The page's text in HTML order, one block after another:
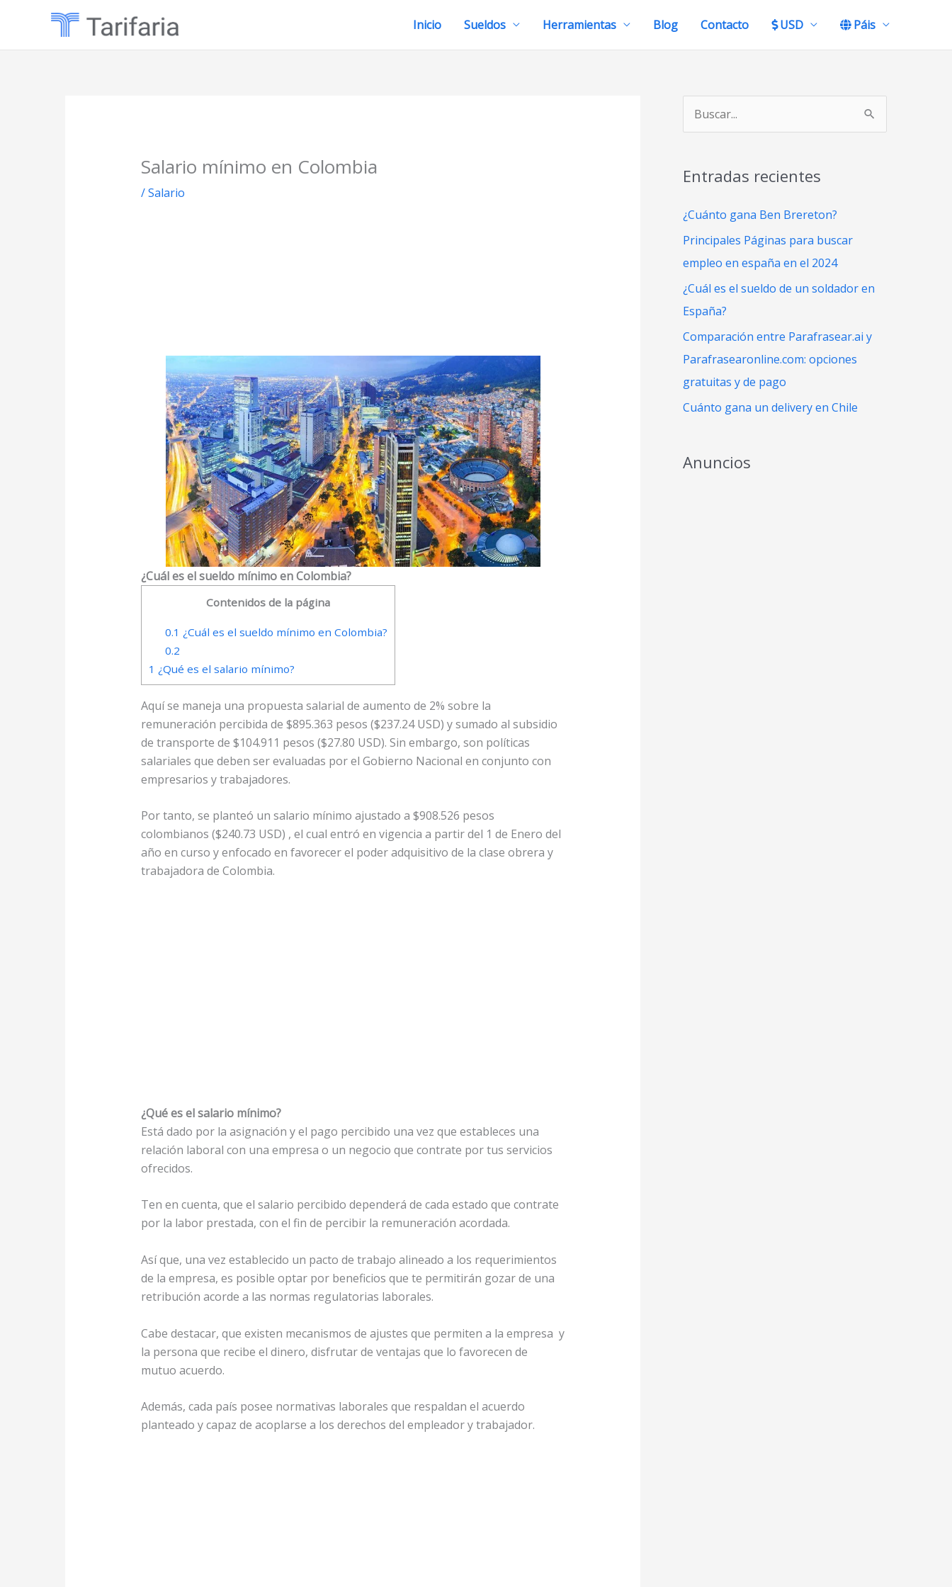
Inicio Sueldos Herramientas Blog Contacto USD Páis
Salario mínimo en Colombia
/Salario
¿Cuál es el sueldo mínimo en Colombia?
Contenidos de la página
0.1 ¿Cuál es el sueldo mínimo en Colombia?
0.2
1 ¿Qué es el salario mínimo?
Aquí se maneja una propuesta salarial de aumento de 2% sobre la
remuneración percibida de $895.363 pesos ($237.24 USD) y sumado al subsidio
de transporte de $104.911 pesos ($27.80 USD). Sin embargo, son políticas
salariales que deben ser evaluadas por el Gobierno Nacional en conjunto con
empresarios y trabajadores.
Por tanto, se planteó un salario mínimo ajustado a $908.526 pesos
colombianos ($240.73 USD) , el cual entró en vigencia a partir del 1 de Enero del
año en curso y enfocado en favorecer el poder adquisitivo de la clase obrera y
trabajadora de Colombia.
¿Qué es el salario mínimo?
Está dado por la asignación y el pago percibido una vez que estableces una
relación laboral con una empresa o un negocio que contrate por tus servicios
ofrecidos.
Ten en cuenta, que el salario percibido dependerá de cada estado que contrate
por la labor prestada, con el fin de percibir la remuneración acordada.
Así que, una vez establecido un pacto de trabajo alineado a los requerimientos
de la empresa, es posible optar por beneficios que te permitirán gozar de una
retribución acorde a las normas regulatorias laborales.
Cabe destacar, que existen mecanismos de ajustes que permiten a la empresa y
la persona que recibe el dinero, disfrutar de ventajas que lo favorecen de
mutuo acuerdo.
Además, cada país posee normativas laborales que respaldan el acuerdo
planteado y capaz de acoplarse a los derechos del empleador y trabajador.
c
r
Entradas recientes
¿Cuánto gana Ben Brereton?
Principales Páginas para buscar
empleo en españa en el 2024
¿Cuál es el sueldo de un soldador en
España?
Comparación entre Parafrasear.ai y
Parafrasearonline.com: opciones
gratuitas y de pago
Cuánto gana un delivery en Chile
Anuncios